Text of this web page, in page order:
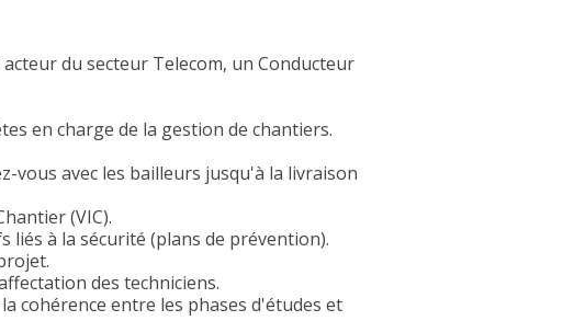
du secteur Telecom, un Conducteur
en charge de la gestion de chantiers.
vous avec les bailleurs jusqu'à la livraison
(VIC).
liés à la sécurité (plans de prévention).
des techniciens.
cohérence entre les phases d'études et